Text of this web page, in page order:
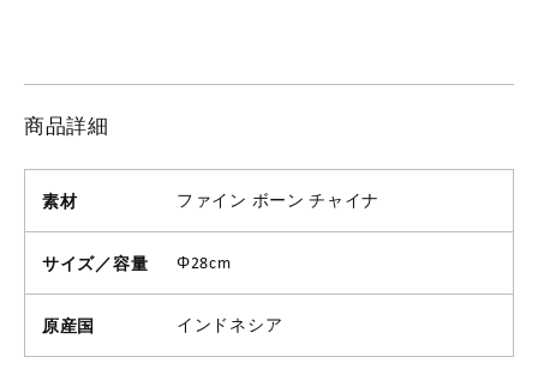
商品詳細
素材 ファイン ボーン チャイナ
サイズ／容量 Φ28cm
原産国 インドネシア